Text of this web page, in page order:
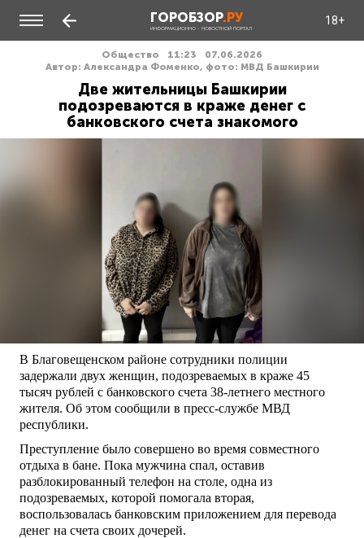
ГОРОБЗОР.РУ
ИНФОРМАЦИОННО - НОВОСТНОЙ ПОРТАЛ
18+
Общество 11:23
07.06.2026
Автор: Александра Фоменко, фото: МВД Башкирии
Две жительницы Башкирии
подозреваются в краже денег с
банковского счета знакомого
В Благовещенском районе сотрудники полиции
задержали двух женщин, подозреваемых в краже 45
тысяч рублей с банковского счета 38-летнего местного
жителя. Об этом сообщили в пресс-службе МВД
республики.
Преступление было совершено во время совместного
отдыха в бане. Пока мужчина спал, оставив
разблокированный телефон на столе, одна из
подозреваемых, которой помогала вторая,
воспользовалась банковским приложением для перевода
денег на счета своих дочерей.